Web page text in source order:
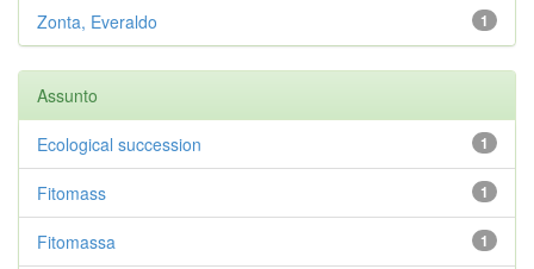
1
Zonta, Everaldo
Assunto
1
Ecological succession
1
Fitomass
1
Fitomassa